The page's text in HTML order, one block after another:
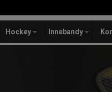
Hockey Innebandy